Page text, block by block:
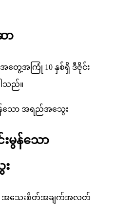
ာ
- အတွေ့အကြုံ 10 နှစ်ရှိ ဒီဇိုင်း
သည်။
မွန်သော
ည် အသေးစိတ်အချက်အလတ်